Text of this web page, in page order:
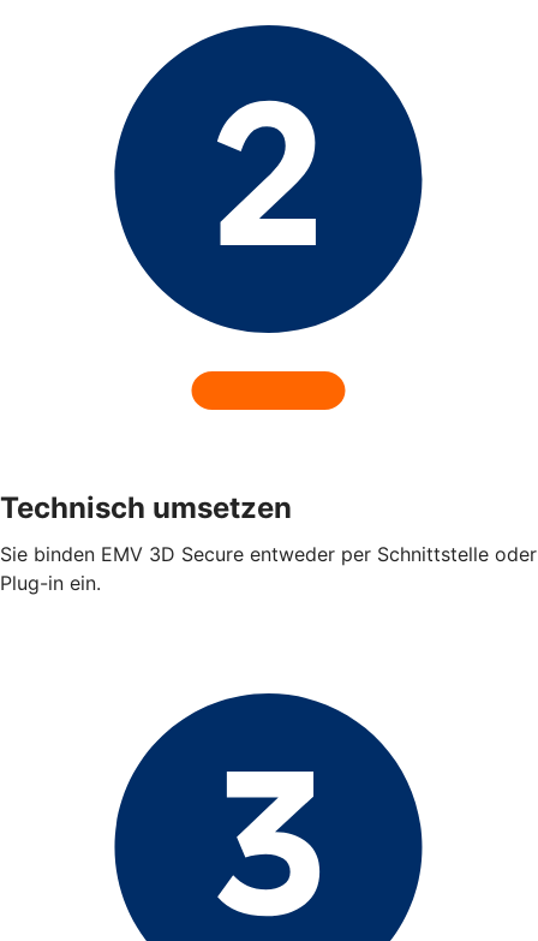
Technisch umsetzen
Sie binden EMV 3D Secure entweder per Schnittstelle oder
Plug-in ein.